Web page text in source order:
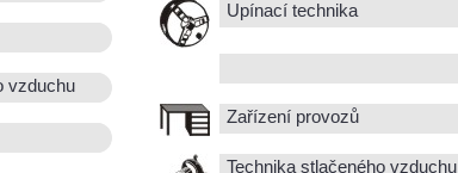
vzduchu
Upínací technika
Zařízení provozů
Technika stlačeného vzduchu